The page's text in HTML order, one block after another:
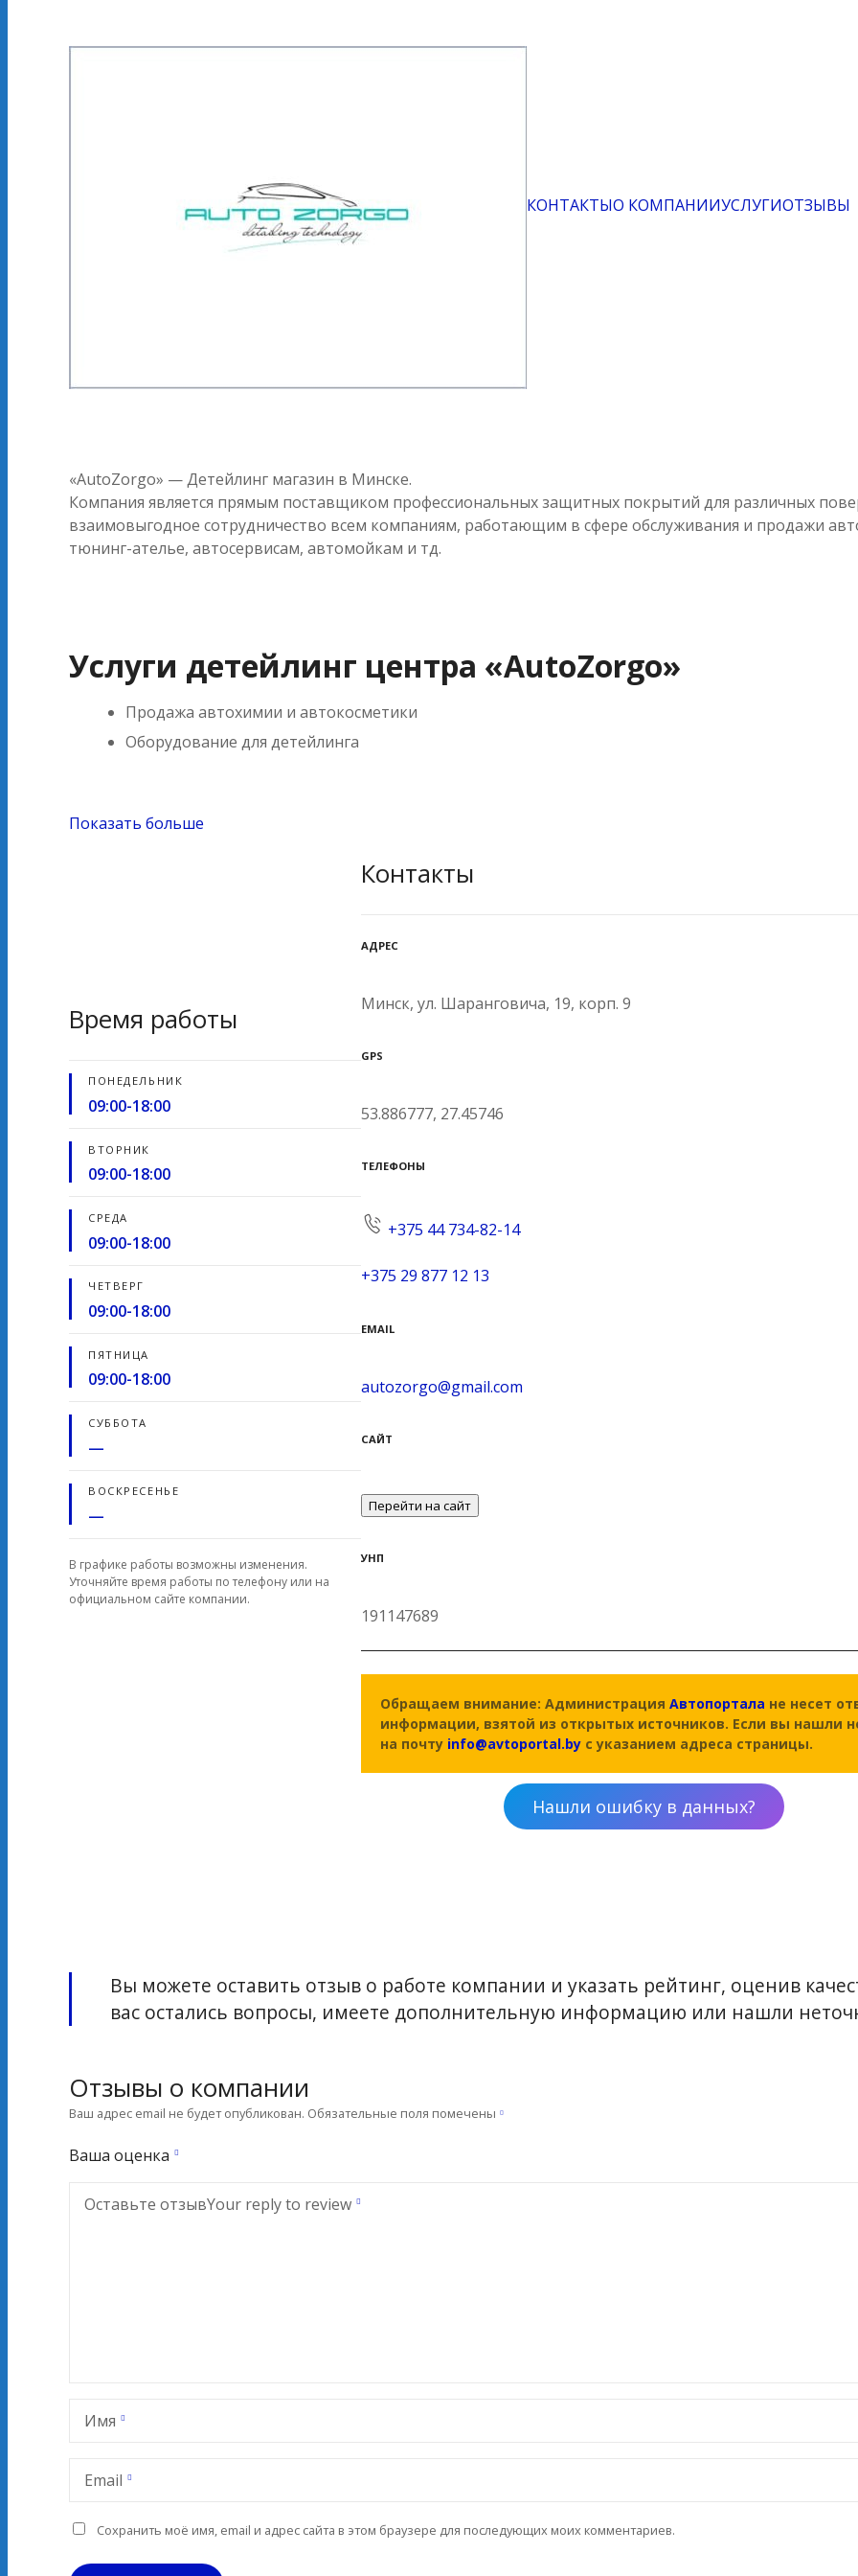
КОНТАКТЫО КОМПАНИИУСЛУГИОТЗЫВЫ
«AutoZorgo» — Детейлинг магазин в Минске.
Компания является прямым поставщиком профессиональных защитных покрытий для различных
взаимовыгодное сотрудничество всем компаниям, работающим в сфере обслуживания и продажи
тюнинг-ателье, автосервисам, автомойкам и тд.
Услуги детейлинг центра «AutoZorgo»
Продажа автохимии и автокосметики
Оборудование для детейлинга
Показать больше
Время работы
ПОНЕДЕЛЬНИК
09:00-18:00
ВТОРНИК
09:00-18:00
СРЕДА
09:00-18:00
ЧЕТВЕРГ
09:00-18:00
ПЯТНИЦА
09:00-18:00
СУББОТА
—
ВОСКРЕСЕНЬЕ
—
В графике работы возможны изменения.
Уточняйте время работы по телефону или на
официальном сайте компании.
Контакты
АДРЕС
Минск, ул. Шаранговича, 19, корп. 9
GPS
53.886777, 27.45746
ТЕЛЕФОНЫ
+375 44 734-82-14
+375 29 877 12 13
EMAIL
autozorgo@gmail.com
САЙТ
Перейти на сайт
УНП
191147689
Обращаем внимание: Администрация Автопортала не несет
информации, взятой из открытых источников. Если вы нашли
на почту info@avtoportal.byс указанием адреса страницы.
Нашли ошибку в данных?
Вы можете оставить отзыв о работе компании и указать рейтинг, оценив
вас остались вопросы, имеете дополнительную информацию или нашли
Отзывы о компании
Ваш адрес email не будет опубликован. Обязательные поля помечены
Ваша оценка
Оставьте отзывYour reply to review
Имя
Email
Сохранить моё имя, email и адрес сайта в этом браузере для последующих моих комментариев.